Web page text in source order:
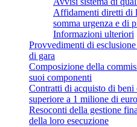
Affidamenti diretti di
somma urgenza e di
Informazioni ulteriori
Provvedimenti di
di gara
Composizione della
suoi componenti
Contratti di acquisto di
superiore a 1 milione di euro
Resoconti della gestione
della loro esecuzione